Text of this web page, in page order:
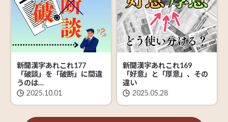
新聞漢字あれこれ177
「破談」を「破断」に間違
うのは…
2025.10.01
新聞漢字あれこれ169
「好意」と「厚意」、その
違い
2025.05.28